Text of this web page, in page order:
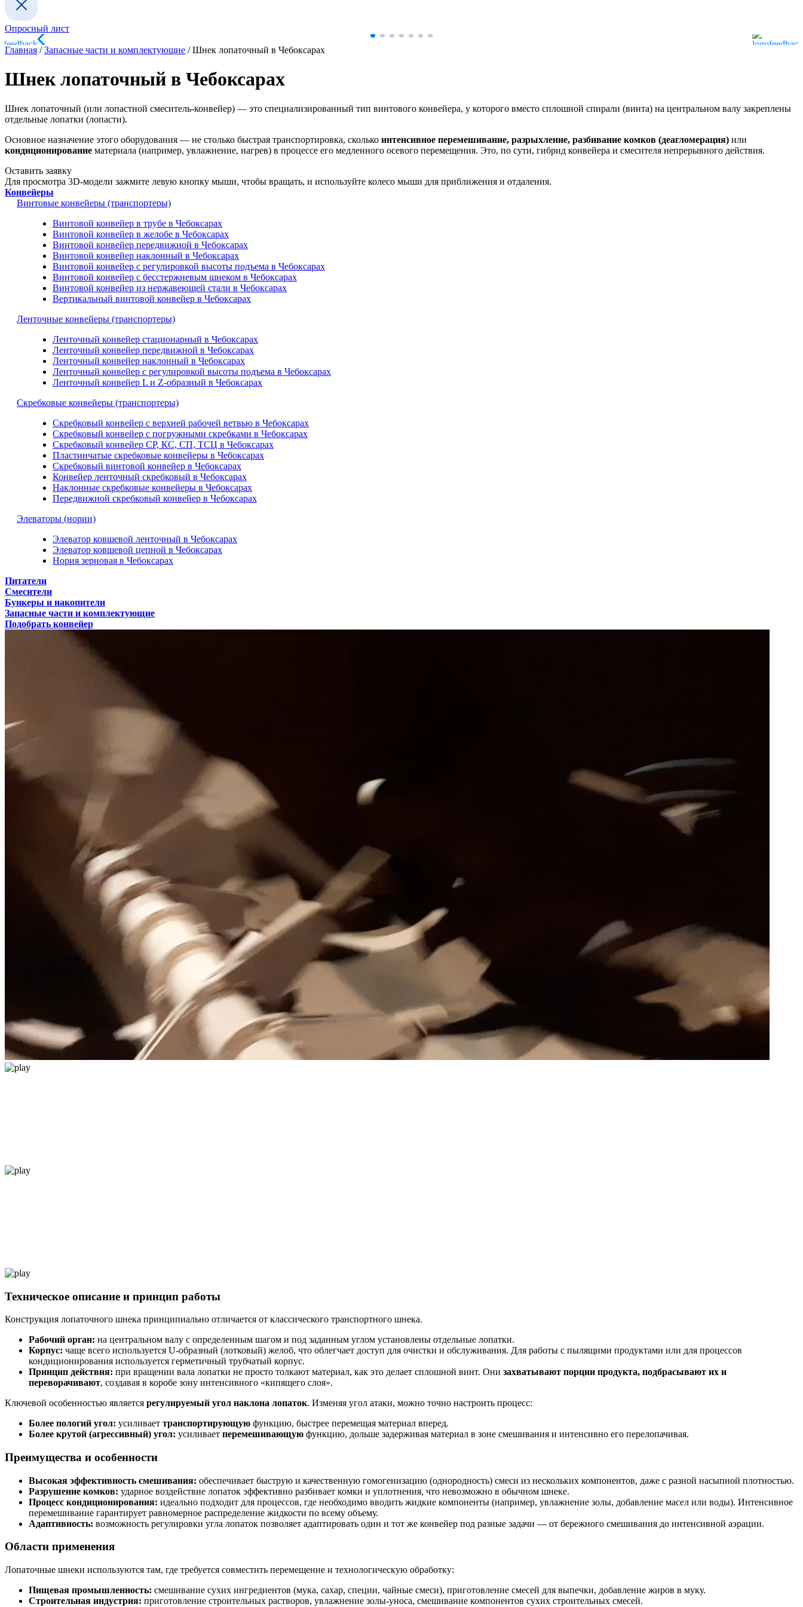
Опросный лист
Главная /Запасные части и комплектующие /Шнек лопаточный в Чебоксарах
Шнек лопаточный в Чебоксарах
Шнек лопаточный (или лопастной смеситель-конвейер) — это специализированный тип винтового конвейера, у которого вместо сплошной спирали (винта) на центральном валу закреплены
отдельные лопатки (лопасти).
Основное назначение этого оборудования — не столько быстрая транспортировка, сколько интенсивное перемешивание, разрыхление, разбивание комков (деагломерация) или
кондиционирование материала (например, увлажнение, нагрев) в процессе его медленного осевого перемещения. Это, по сути, гибрид конвейера и смесителя непрерывного действия.
Оставить заявку
Для просмотра 3D-модели зажмите левую кнопку мыши, чтобы вращать, и используйте колесо мыши для приближения и отдаления.
Конвейеры
Винтовые конвейеры (транспортеры)
Винтовой конвейер в трубе в Чебоксарах
Винтовой конвейер в желобе в Чебоксарах
Винтовой конвейер передвижной в Чебоксарах
Винтовой конвейер наклонный в Чебоксарах
Винтовой конвейер с регулировкой высоты подъема в Чебоксарах
Винтовой конвейер с бесстержневым шнеком в Чебоксарах
Винтовой конвейер из нержавеющей стали в Чебоксарах
Вертикальный винтовой конвейер в Чебоксарах
Ленточные конвейеры (транспортеры)
Ленточный конвейер стационарный в Чебоксарах
Ленточный конвейер передвижной в Чебоксарах
Ленточный конвейер наклонный в Чебоксарах
Ленточный конвейер с регулировкой высоты подъема в Чебоксарах
Ленточный конвейер L и Z-образный в Чебоксарах
Скребковые конвейеры (транспортеры)
Скребковый конвейер с верхней рабочей ветвью в Чебоксарах
Скребковый конвейер с погружными скребками в Чебоксарах
Скребковый конвейер СР, КС, СП, ТСЦ в Чебоксарах
Пластинчатые скребковые конвейеры в Чебоксарах
Скребковый винтовой конвейер в Чебоксарах
Конвейер ленточный скребковый в Чебоксарах
Наклонные скребковые конвейеры в Чебоксарах
Передвижной скребковый конвейер в Чебоксарах
Элеваторы (нории)
Элеватор ковшевой ленточный в Чебоксарах
Элеватор ковшевой цепной в Чебоксарах
Нория зерновая в Чебоксарах
Питатели
Смесители
Бункеры и накопители
Запасные части и комплектующие
Подобрать конвейер
Техническое описание и принцип работы
Конструкция лопаточного шнека принципиально отличается от классического транспортного шнека.
Рабочий орган: на центральном валу с определенным шагом и под заданным углом установлены отдельные лопатки.
Корпус: чаще всего используется U-образный (лотковый) желоб, что облегчает доступ для очистки и обслуживания. Для работы с пылящими продуктами или для процессов
кондиционирования используется герметичный трубчатый корпус.
Принцип действия: при вращении вала лопатки не просто толкают материал, как это делает сплошной винт. Они захватывают порции продукта, подбрасывают их и
переворачивают, создавая в коробе зону интенсивного «кипящего слоя».
Ключевой особенностью является регулируемый угол наклона лопаток. Изменяя угол атаки, можно точно настроить процесс:
Более пологий угол: усиливает транспортирующую функцию, быстрее перемещая материал вперед.
Более крутой (агрессивный) угол: усиливает перемешивающую функцию, дольше задерживая материал в зоне смешивания и интенсивно его перелопачивая.
Преимущества и особенности
Высокая эффективность смешивания: обеспечивает быструю и качественную гомогенизацию (однородность) смеси из нескольких компонентов, даже с разной насыпной плотностью.
Разрушение комков: ударное воздействие лопаток эффективно разбивает комки и уплотнения, что невозможно в обычном шнеке.
Процесс кондиционирования: идеально подходит для процессов, где необходимо вводить жидкие компоненты (например, увлажнение золы, добавление масел или воды). Интенсивное
перемешивание гарантирует равномерное распределение жидкости по всему объему.
Адаптивность: возможность регулировки угла лопаток позволяет адаптировать один и тот же конвейер под разные задачи — от бережного смешивания до интенсивной аэрации.
Области применения
Лопаточные шнеки используются там, где требуется совместить перемещение и технологическую обработку:
Пищевая промышленность: смешивание сухих ингредиентов (мука, сахар, специи, чайные смеси), приготовление смесей для выпечки, добавление жиров в муку.
Строительная индустрия: приготовление строительных растворов, увлажнение золы-уноса, смешивание компонентов сухих строительных смесей.